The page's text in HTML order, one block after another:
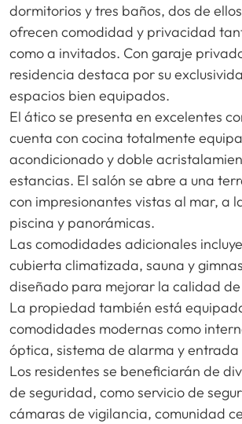
dormitorios y tres baños, dos de
ofrecen comodidad y privacidad
como a invitados. Con garaje
residencia destaca por su
espacios bien equipados.
El ático se presenta en excelentes
cuenta con cocina totalmente
acondicionado y doble
estancias. El salón se abre a una
con impresionantes vistas al mar, a
piscina y panorámicas.
Las comodidades adicionales
cubierta climatizada, sauna y
diseñado para mejorar la calidad
La propiedad también está
comodidades modernas como
óptica, sistema de alarma y
Los residentes se beneficiarán de
de seguridad, como servicio de
cámaras de vigilancia, comunidad